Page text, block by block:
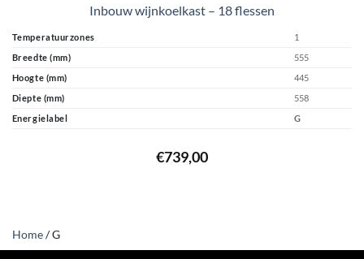
Inbouw wijnkoelkast – 18 flessen
Temperatuurzones
1
Breedte (mm)
555
Hoogte (mm)
445
Diepte (mm)
558
Energielabel
G
€739,00
Home/G